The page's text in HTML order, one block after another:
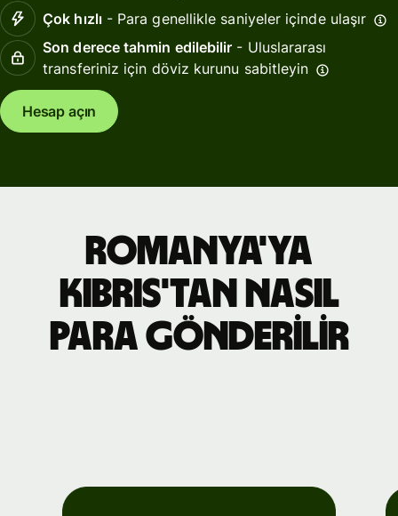
Çok hızlı- Para genellikle saniyeler içinde ulaşır
Son derece tahmin edilebilir - Uluslararası
transferiniz için döviz kurunu sabitleyin
Hesap açın
Romanya'ya
Kıbrıs'tan nasıl
para gönderilir